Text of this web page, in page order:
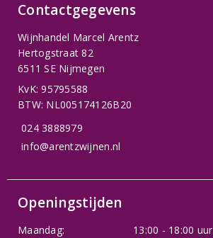
Contactgegevens
Wijnhandel Marcel Arentz
Hertogstraat 82
6511 SE Nijmegen
KvK: 95795588
BTW: NL005174126B20
024 3888979
info@arentzwijnen.nl
Openingstijden
Maandag:
13:00 - 18:00 uur